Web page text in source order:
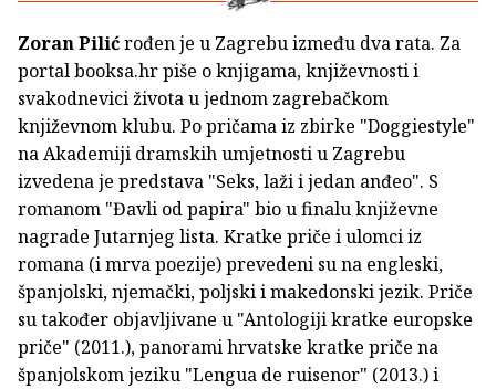
Zoran Pilićrođen je u Zagrebu između dva rata. Za
portal booksa.hr piše o knjigama, književnosti i
svakodnevici života u jednom zagrebačkom
književnom klubu. Po pričama iz zbirke "Doggiestyle"
na Akademiji dramskih umjetnosti u Zagrebu
izvedena je predstava "Seks, laži i jedan anđeo". S
romanom "Đavli od papira" bio u finalu književne
nagrade Jutarnjeg lista. Kratke priče i ulomci iz
romana (i mrva poezije) prevedeni su na engleski,
španjolski, njemački, poljski i makedonski jezik. Priče
su također objavljivane u "Antologiji kratke europske
priče" (2011.), panorami hrvatske kratke priče na
španjolskom jeziku "Lengua de ruisenor" (2013.) i